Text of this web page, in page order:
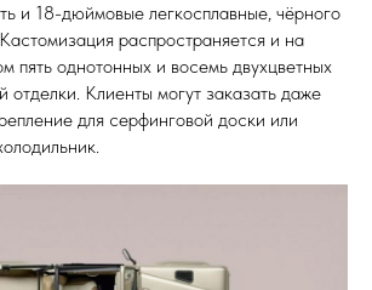
и 18-дюймовые легкосплавные, чёрного
распространяется и на
пять однотонных и восемь двухцветных
отделки. Клиенты могут заказать даже
для серфинговой доски или